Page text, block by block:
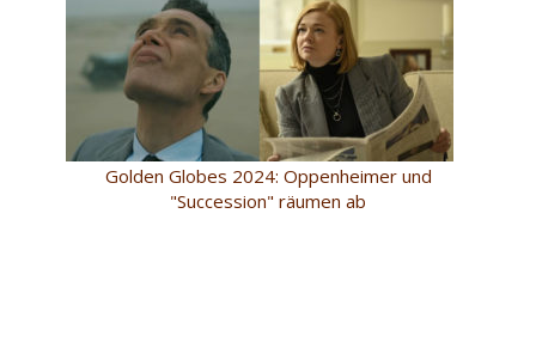
Golden Globes 2024: Oppenheimer und
"Succession" räumen ab